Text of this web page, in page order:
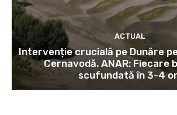
ACTUAL
Intervenție crucială pe Dunăre
Cernavodă. ANAR: Fiecare
scufundată în 3-4